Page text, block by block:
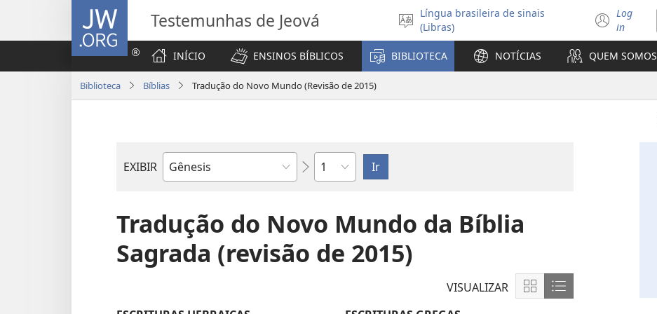
JW.ORG
Testemunhas de Jeová
o
idioma
Língua brasileira de sinais
(Libras)
Log
in
(abre
nova
janela)
INÍCIO ENSINOS BÍBLICOS BIBLIOTECA NOTÍCIAS QUEM SOMOS
Biblioteca Bíblias Tradução do Novo Mundo (Revisão de 2015)
EXIBIR
Livro
Capítulo
Tradução do Novo Mundo da Bíblia
Sagrada (revisão de 2015)
VISUALIZAR
MostrarMostrar